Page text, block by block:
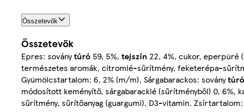
Összetevők
Összetevők
Epres: soványtúró 59, 5%, tejszín 22, 4%, cukor, eperpüré
természetes aromák, citromlé-sűrítmény, feketerépa-
Gyümölcstartalom: 6, 2% (m/m), Sárgabarackos: soványtúró
módosított keményítő, sárgabaracklé (sűrítményből) 0,
sűrítmény, sűrítőanyag (guargumi), D3-vitamin.